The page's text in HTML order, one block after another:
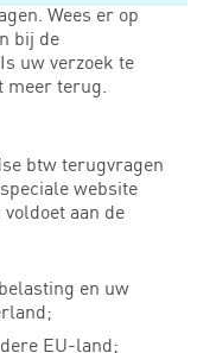
Wees er op
bij de
uw verzoek te
terug.
btw terugvragen
website
aan de
en uw
EU-land;